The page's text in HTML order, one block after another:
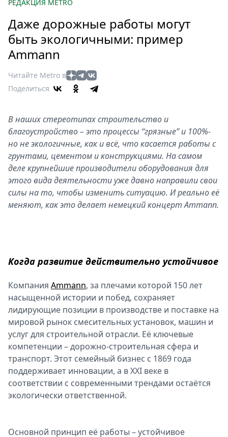
Мир
Здоровье
Еда
Туризм
Мода
Афиша
Книги
Выставки
Пресс-
релизы
О
Выборы
Скачай
Metro
РЕДАКЦИЯ METRO
Даже дорожные работы могут
быть экологичными: пример
Ammann
Читайте Metro в
Поделиться
В наших стереотипах строительство и
благоустройство – это процессы “грязные” и 100%-
но не экологичные, как и всё, что касается работы с
грунтами, цементом и конструкциями. На самом
деле крупнейшие производители оборудования для
этого вида деятельности уже давно направили свои
силы на то, чтобы изменить ситуацию. И реально её
меняют, как это делает немецкий концерт Ammann.
Когда развитие действительно устойчивое
Компания Ammann, за плечами которой 150 лет
насыщенной истории и побед, сохраняет
лидирующие позиции в производстве и поставке на
мировой рынок смесительных установок, машин и
услуг для строительной отрасли. Её ключевые
компетенции – дорожно-строительная сфера и
транспорт. Этот семейный бизнес с 1869 года
поддерживает инновации, а в XXI веке в
соответствии с современными трендами остаётся
экологически ответственной.
Основной принцип её работы – устойчивое